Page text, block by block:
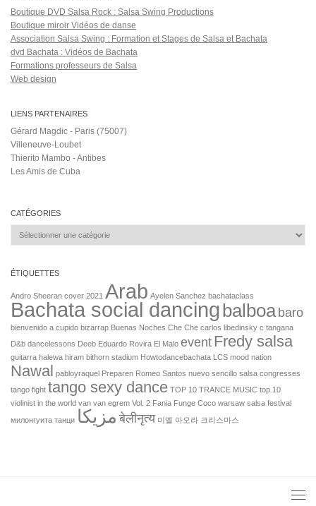
Boutique DVD Salsa Rock : Salsa Swing Productions
Boutique miroir Vidéos de danse
Association Salsa Swing : Formation et Stages de Salsa et Bachata
dvd Bachata : Vidéos de Bachata
Formations professeurs de Salsa
Web design
LIENS PARTENAIRES
Gérard Magdic - Paris (75007)
Villeneuve-Loubet
Thierito Mambo - Antibes
Les Amis de Cuba
CATÉGORIES
Catégories
ÉTIQUETTES
Andro Sheeran cover 2021 Arab Ayelen Sanchez bachataclass
Bachata social dancingbalboa baro
bienvenido a cupido bizarrap Buenas Noches Che Che carlos libedinsky c tangana
D&b dancelessons Deeb Eduardo Rovira El Malo event Fredy salsa
guitarra halewa hiram bithorn stadium Howtodancebachata LCS mood nation
Nawal pabloyraquel Preparen Romeo Santos nuevo sencillo salsa congresses
tango fight tango sexy dance TOP 10 TRANCE MUSIC top 10
violinist in the world van van egrem Vol. 2 Fania Funge Coco warsaw salsa festival
милонгуита танци مزيكا बेलीनृत्य 미엘 아오라 크리스마스